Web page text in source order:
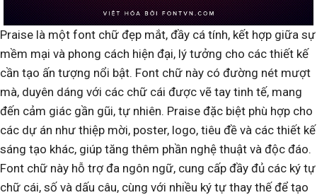
Praise là một font chữ đẹp mắt, đầy cá tính, kết hợp giữa sự
mềm mại và phong cách hiện đại, lý tưởng cho các thiết kế
cần tạo ấn tượng nổi bật. Font chữ này có đường nét mượt
mà, duyên dáng với các chữ cái được vẽ tay tinh tế, mang
đến cảm giác gần gũi, tự nhiên. Praise đặc biệt phù hợp cho
các dự án như thiệp mời, poster, logo, tiêu đề và các thiết kế
sáng tạo khác, giúp tăng thêm phần nghệ thuật và độc đáo.
Font chữ này hỗ trợ đa ngôn ngữ, cung cấp đầy đủ các ký tự
chữ cái, số và dấu câu, cùng với nhiều ký tự thay thế để tạo